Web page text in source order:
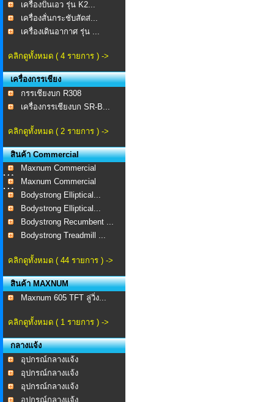
เครื่องปั่นเอว รุ่น K2...
เครื่องสั่นกระชับสัดส่...
เครื่องเดินอากาศ รุ่น ...
คลิกดูทั้งหมด ( 4 รายการ ) ->
เครื่องกรรเชียง
กรรเชียงบก R308
เครื่องกรรเชียงบก SR-B...
คลิกดูทั้งหมด ( 2 รายการ ) ->
สินค้า Commercial
Maxnum Commercial
MA-...Maxnum Commercial
MA-...Bodystrong Elliptical...
Bodystrong Elliptical...
Bodystrong Recumbent ...
Bodystrong Treadmill ...
คลิกดูทั้งหมด ( 44 รายการ ) ->
สินค้า MAXNUM
Maxnum 605 TFT ลู่วิ่ง...
คลิกดูทั้งหมด ( 1 รายการ ) ->
กลางแจ้ง
อุปกรณ์กลางแจ้ง
อุปกรณ์กลางแจ้ง
อุปกรณ์กลางแจ้ง
อุปกรณ์กลางแจ้ง